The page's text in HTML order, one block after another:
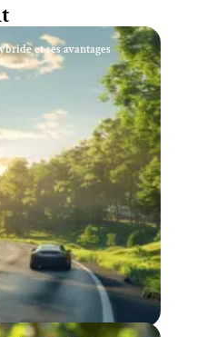
et ses avantages